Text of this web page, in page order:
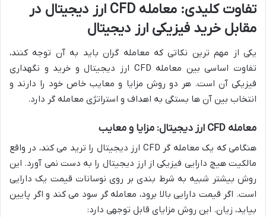
تفاوت کلیدی: معامله CFD ارز دیجیتال در
مقابل خرید فیزیکی ارز دیجیتال
یکی از مهم ترین نکاتی که معامله گران باید به آن توجه کنند،
تفاوت اساسی بین معامله CFD ارز دیجیتال و خرید و نگهداری
فیزیکی آن است. هر دو روش مزایا و معایب خاص خود را دارند و
انتخاب بین آن ها بستگی به اهداف و استراتژی معامله گر دارد.
معامله CFD ارز دیجیتال: مزایا و معایب
هنگامی که یک معامله گر CFD ارز دیجیتال را ترید می کند، در واقع
مالکیت هیچ دارایی فیزیکی از ارز دیجیتال را به دست نمی آورد. این
روش بیشتر شبیه به شرط بندی بر روی نوسانات قیمت یک دارایی
است. اگر قیمت دارایی بالا برود، معامله گر سود می کند و اگر پایین
بیاید، زیان. این روش مزایای قابل توجهی دارد: